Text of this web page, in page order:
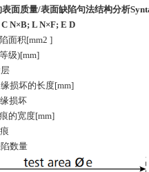
表面质量/表面缺陷句法结构分析
N×B; L N×F; E D
面积[mm2 ]
级)[mm]
损坏的长度[mm]
损坏
的宽度[mm]
数量